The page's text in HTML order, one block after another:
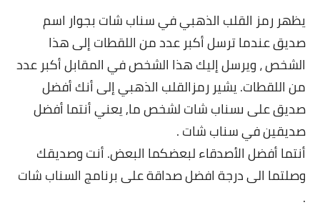
يظهر رمز القلب الذهبي في سناب شات بجوار اسم
صديق عندما ترسل أكبر عدد من اللقطات إلى هذا
الشخص ، ويرسل إليك هذا الشخص في المقابل أكبر عدد
من اللقطات. يشير رمزالقلب الذهبي إلى أنك أفضل
صديق على ىسناب شات لشخص ما, يعني أنتما أفضل
صديقين في سناب شات .
أنتما أفضل الأصدقاء لبعضكما البعض. أنت وصديقك
وصلتما الى درجة افضل صداقة على برنامج السناب شات
.